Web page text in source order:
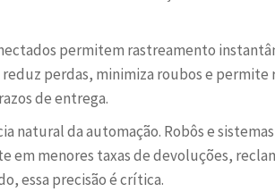
permitem rastreamento
perdas, minimiza roubos e permite
de entrega.
natural da automação. Robôs e
menores taxas de devoluções,
essa precisão é crítica.